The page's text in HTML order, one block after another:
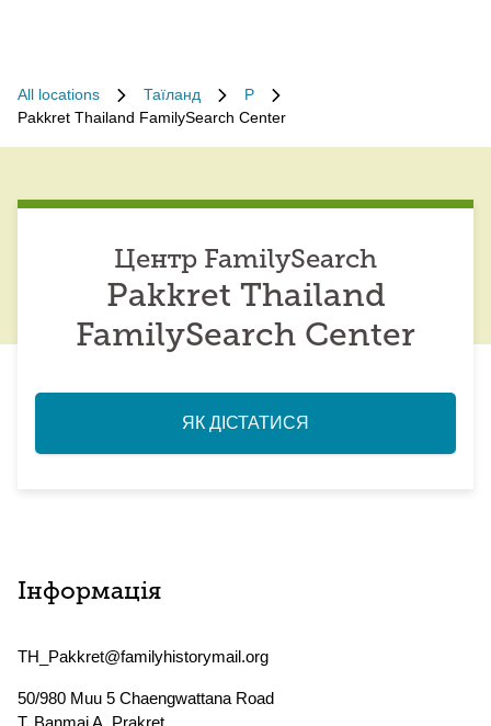
All locations Таїланд
P
Pakkret Thailand FamilySearch Center
Центр FamilySearch
Pakkret Thailand
FamilySearch Center
ЯК ДІСТАТИСЯ
Інформація
TH_Pakkret@familyhistorymail.org
50/980 Muu 5 Chaengwattana Road
T. Banmai A. Prakret